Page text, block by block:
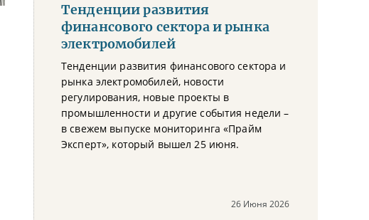
Тенденции развития
финансового сектора и рынка
электромобилей
Тенденции развития финансового сектора и
рынка электромобилей, новости
регулирования, новые проекты в
промышленности и другие события недели –
в свежем выпуске мониторинга «Прайм
Эксперт», который вышел 25 июня.
26 Июня 2026